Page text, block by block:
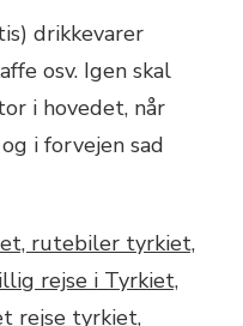
drikkevarer
osv. Igen skal
i hovedet, når
i forvejen sad